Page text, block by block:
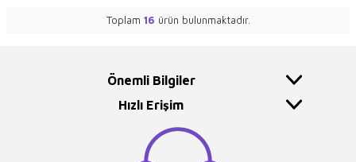
Toplam 16 ürün bulunmaktadır.
Önemli Bilgiler
Hızlı Erişim